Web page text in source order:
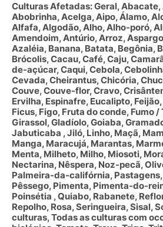
Culturas Afetadas: Geral,
Abobrinha, Acelga, Aipo, Álamo,
Alfafa, Algodão, Alho, Alho-poró,
Amendoim, Antúrio, Arroz,
Azaléia, Banana, Batata, Begônia,
Brócolis, Cacau, Café, Caju,
de-açúcar, Caqui, Cebola,
Cevada, Cheirantus, Chicória,
Couve, Couve-flor, Cravo,
Ervilha, Espinafre, Eucalipto,
Ficus, Figo, Fruta do conde, Fumo
Girassol, Gladíolo, Goiaba,
Jabuticaba , Jiló, Linho, Maçã,
Manga, Maracujá, Marantas,
Menta, Milheto, Milho, Miosoti,
Nectarina, Nêspera, Noz-pecã,
Palmeira-da-califórnia, Pastagens,
Pêssego, Pimenta, Pimenta-do-
Poinsétia , Quiabo, Rabanete,
Repolho, Rosa, Seringueira, Sisal,
culturas, Todas as culturas com